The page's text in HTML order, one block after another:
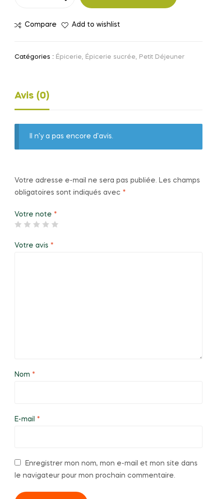
en Compare Add to wishlist
Catégories : Épicerie, Épicerie sucrée, Petit Déjeuner
Avis (0)
Il n’y a pas encore d’avis.
Votre adresse e-mail ne sera pas publiée. Les champs
obligatoires sont indiqués avec *
Votre note *
Votre avis *
Nom *
E-mail *
Enregistrer mon nom, mon e-mail et mon site dans
le navigateur pour mon prochain commentaire.